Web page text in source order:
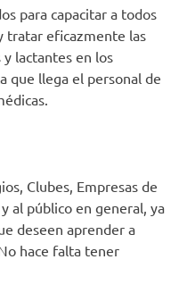
para capacitar a todos
tratar eficazmente las
lactantes en los
que llega el personal de
Clubes, Empresas de
al público en general, ya
deseen aprender a
hace falta tener